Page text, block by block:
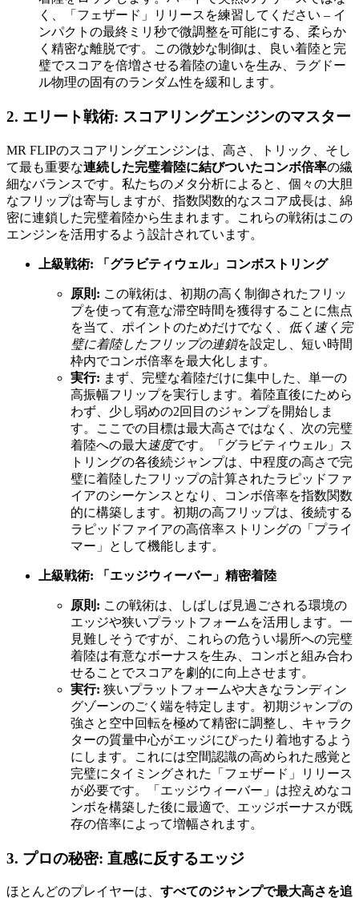
く、「フェザード」リリースを練習してください – イ
ンパクトの最終ミリ秒で微調整を可能にする、柔らか
く精密な離脱です。この微妙な制御は、良い着陸と完
璧でスコアを倍増させる着陸の違いを生み、ラグドー
ル物理の固有のランダム性を緩和します。
2. エリート戦術: スコアリングエンジンのマスター
MR FLIPのスコアリングエンジンは、高さ、トリック、そし
て最も重要な連続した完璧着陸に結びついたコンボ倍率の繊
細なバランスです。私たちのメタ分析によると、個々の大胆
なフリップは寄与しますが、指数関数的なスコア成長は、綿
密に連鎖した完璧着陸から生まれます。これらの戦術はこの
エンジンを活用するよう設計されています。
上級戦術: 「グラビティウェル」コンボストリング
原則: この戦術は、初期の高く制御されたフリッ
プを使って有意な滞空時間を獲得することに焦点
を当て、ポイントのためだけでなく、 低く速く完
璧に着陸したフリップの連鎖を設定し、短い時間
枠内でコンボ倍率を最大化します。
実行: まず、完璧な着陸だけに集中した、単一の
高振幅フリップを実行します。着陸直後にためら
わず、少し弱めの2回目のジャンプを開始しま
す。ここでの目標は最大高さではなく、次の完璧
着陸への最大速度です。「グラビティウェル」ス
トリングの各後続ジャンプは、中程度の高さで完
璧に着陸したフリップの計算されたラピッドファ
イアのシーケンスとなり、コンボ倍率を指数関数
的に構築します。初期の高フリップは、後続する
ラピッドファイアの高倍率ストリングの「プライ
マー」として機能します。
上級戦術: 「エッジウィーバー」精密着陸
原則: この戦術は、しばしば見過ごされる環境の
エッジや狭いプラットフォームを活用します。一
見難しそうですが、これらの危うい場所への完璧
着陸は有意なボーナスを生み、コンボと組み合わ
せることでスコアを劇的に向上させます。
実行: 狭いプラットフォームや大きなランディン
グゾーンのごく端を特定します。初期ジャンプの
強さと空中回転を極めて精密に調整し、キャラク
ターの質量中心がエッジにぴったり着地するよう
にします。これには空間認識の高められた感覚と
完璧にタイミングされた「フェザード」リリース
が必要です。「エッジウィーバー」は控えめなコ
ンボを構築した後に最適で、エッジボーナスが既
存の倍率によって増幅されます。
3. プロの秘密: 直感に反するエッジ
ほとんどのプレイヤーは、 すべてのジャンプで最大高さを追